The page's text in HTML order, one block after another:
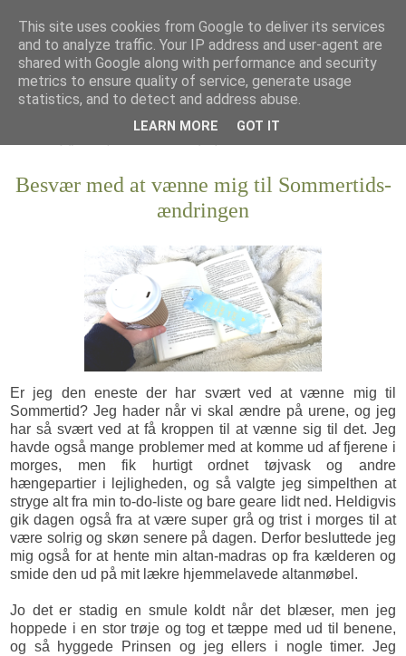
Besvær med at vænne mig til Sommertids-
ændringen
Er jeg den eneste der har svært ved at vænne mig til
Sommertid? Jeg hader når vi skal ændre på urene, og jeg
har så svært ved at få kroppen til at vænne sig til det. Jeg
havde også mange problemer med at komme ud af fjerene i
morges, men fik hurtigt ordnet tøjvask og andre
hængepartier i lejligheden, og så valgte jeg simpelthen at
stryge alt fra min to-do-liste og bare geare lidt ned. Heldigvis
gik dagen også fra at være super grå og trist i morges til at
være solrig og skøn senere på dagen. Derfor besluttede jeg
mig også for at hente min altan-madras op fra kælderen og
smide den ud på mit lækre hjemmelavede altanmøbel.
Jo det er stadig en smule koldt når det blæser, men jeg
hoppede i en stor trøje og tog et tæppe med ud til benene,
og så hyggede Prinsen og jeg ellers i nogle timer. Jeg
This site uses cookies from Google to deliver its services
and to analyze traffic. Your IP address and user-agent are
shared with Google along with performance and security
metrics to ensure quality of service, generate usage
statistics, and to detect and address abuse.
LEARN MORE GOT IT